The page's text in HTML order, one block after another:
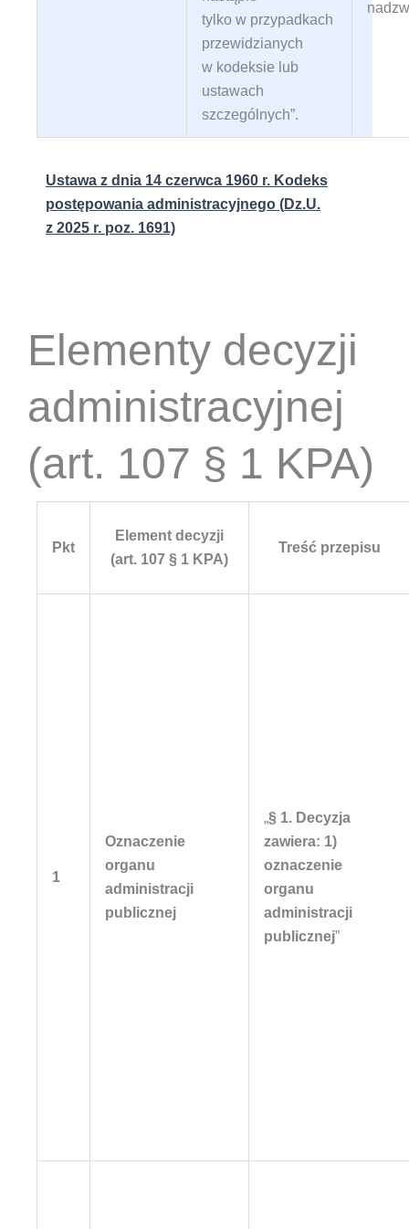
tylko w przypadkach
przewidzianych
w kodeksie lub
ustawach
szczególnych”.
Ustawa z dnia 14 czerwca 1960 r. Kodeks
postępowania administracyjnego (Dz.U.
z 2025 r. poz. 1691)
Elementy decyzji
administracyjnej
(art. 107 § 1 KPA)
Pkt
Element decyzji
(art. 107 § 1 KPA)
Treść przepisu
1
Oznaczenie
organu
administracji
publicznej
„§ 1. Decyzja
zawiera: 1)
oznaczenie
organu
administracji
publicznej”